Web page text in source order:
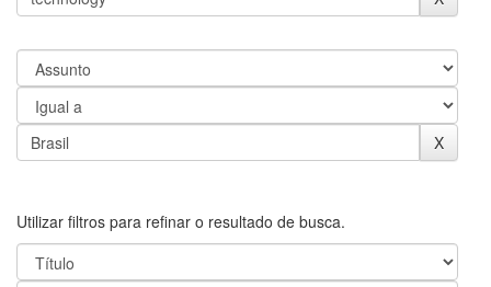
Utilizar filtros para refinar o resultado de busca.